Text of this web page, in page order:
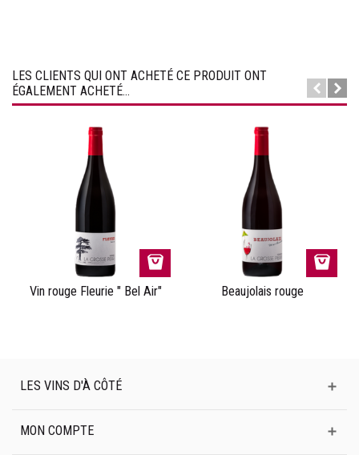
LES CLIENTS QUI ONT ACHETÉ CE PRODUIT ONT
ÉGALEMENT ACHETÉ...
Vin rouge Fleurie " Bel Air" Beaujolais rouge
LES VINS D'À CÔTÉ
MON COMPTE